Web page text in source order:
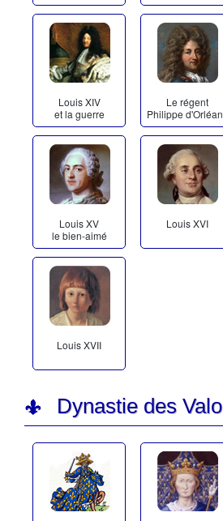
Louis XIV
et la guerre
Le régent
Philippe
Louis XV
le bien-aimé
Louis XVI
Louis XVII
Dynastie des